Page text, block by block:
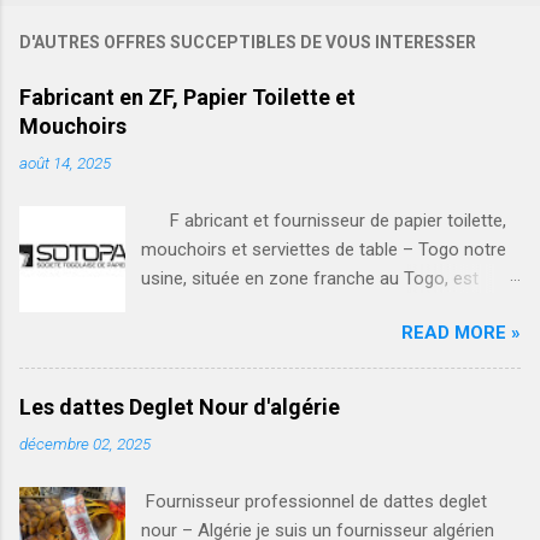
D'AUTRES OFFRES SUCCEPTIBLES DE VOUS INTERESSER
Fabricant en ZF, Papier Toilette et
Mouchoirs
août 14, 2025
F abricant et fournisseur de papier toilette,
mouchoirs et serviettes de table – Togo notre
usine, située en zone franche au Togo, est
gros de produits hygiéniques de haute qualité : •
papier toilette (rouleaux simples et doubles,
différents grammages) • mouchoirs en papier
(boîtes) • serviettes de table (blanches ou
personnalisées) nos avantages : • production
qualité • prix compétitifs grâce à notre
READ MORE »
Les dattes Deglet Nour d'algérie
décembre 02, 2025
Fournisseur professionnel de dattes deglet
nour – Algérie je suis un fournisseur algérien